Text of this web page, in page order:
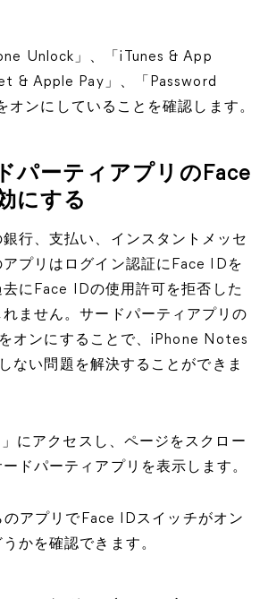
Unlock」、「iTunes & App
& Apple Pay」、「Password
ンにしていることを確認します。
パーティアプリのFace
にする
行、支払い、インスタントメッセ
プリはログイン認証にFace IDを
にFace IDの使用許可を拒否した
ません。サードパーティアプリの
オンにすることで、iPhone Notes
ない問題を解決することができま
にアクセスし、ページをスクロー
ドパーティアプリを表示します。
のアプリでFace IDスイッチがオン
かを確認できます。